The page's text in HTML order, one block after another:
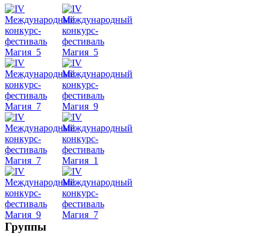
Танец
Belly
уроки
школы
Группы